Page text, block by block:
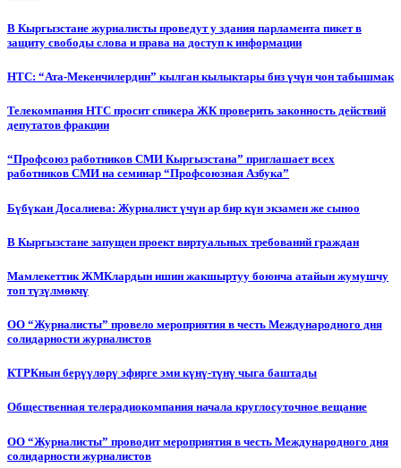
В Кыргызстане журналисты проведут у здания парламента пикет в
защиту свободы слова и права на доступ к информации
НТС: “Ата-Мекенчилердин” кылган кылыктары биз үчүн чон табышмак
Телекомпания НТС просит спикера ЖК проверить законность действий
депутатов фракции
“Профсоюз работников СМИ Кыргызстана” приглашает всех
работников СМИ на семинар “Профсоюзная Азбука”
Бүбүкан Досалиева: Журналист үчүн ар бир күн экзамен же сыноо
В Кыргызстане запущен проект виртуальных требований граждан
Мамлекеттик ЖМКлардын ишин жакшыртуу боюнча атайын жумушчу
топ түзүлмөкчү
ОО “Журналисты” провело мероприятия в честь Международного дня
солидарности журналистов
КТРКнын берүүлөрү эфирге эми күнү-түнү чыга баштады
Общественная телерадиокомпания начала круглосуточное вещание
ОО “Журналисты” проводит мероприятия в честь Международного дня
солидарности журналистов